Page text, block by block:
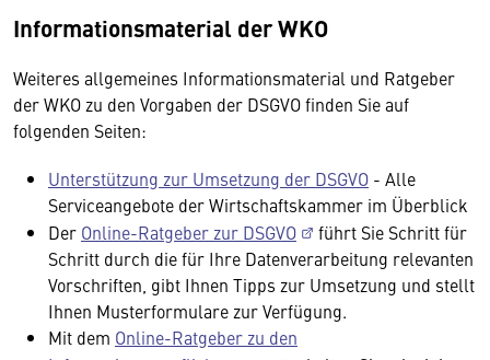
Informationsmaterial der WKO
Weiteres allgemeines Informationsmaterial und Ratgeber
der WKO zu den Vorgaben der DSGVO finden Sie auf
folgenden Seiten:
Unterstützung zur Umsetzung der DSGVO - Alle
Serviceangebote der Wirtschaftskammer im Überblick
Der Online-Ratgeber zur DSGVO
führt Sie Schritt für
Schritt durch die für Ihre Datenverarbeitung relevanten
Vorschriften, gibt Ihnen Tipps zur Umsetzung und stellt
Ihnen Musterformulare zur Verfügung.
Mit dem Online-Ratgeber zu den